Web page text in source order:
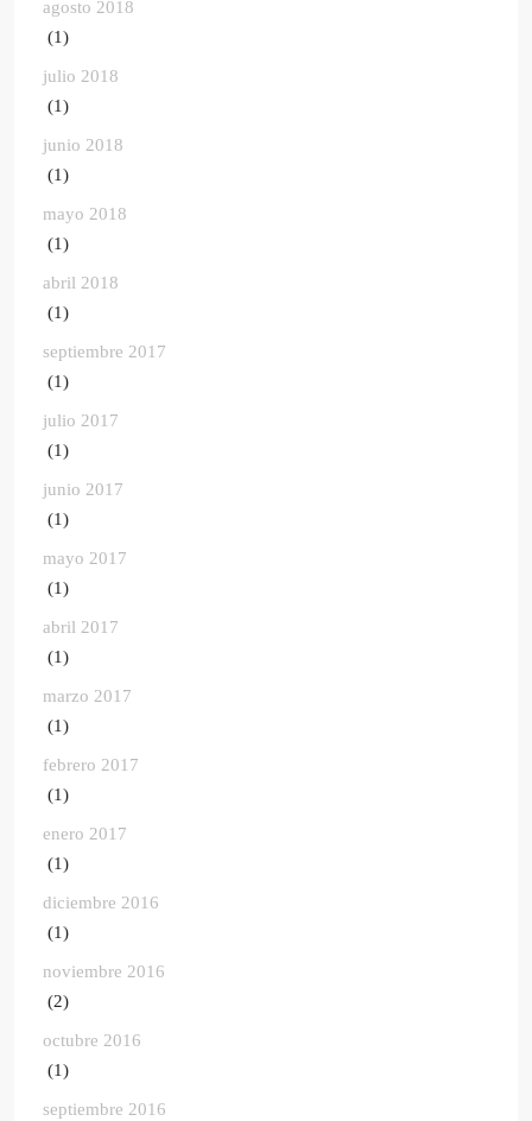
agosto 2018
(1)
julio 2018
(1)
junio 2018
(1)
mayo 2018
(1)
abril 2018
(1)
septiembre 2017
(1)
julio 2017
(1)
junio 2017
(1)
mayo 2017
(1)
abril 2017
(1)
marzo 2017
(1)
febrero 2017
(1)
enero 2017
(1)
diciembre 2016
(1)
noviembre 2016
(2)
octubre 2016
(1)
septiembre 2016